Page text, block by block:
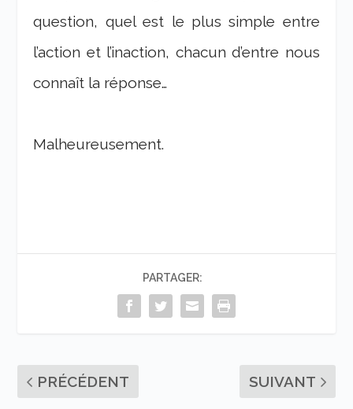
question, quel est le plus simple entre
l’action et l’inaction, chacun d’entre nous
connaît la réponse…
Malheureusement.
PARTAGER:
PRÉCÉDENT SUIVANT